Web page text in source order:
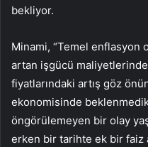
bekliyor.
Minami, “Temel enflasyon
artan işgücü
fiyatlarındaki artış göz
ekonomisinde
öngörülemeyen bir olay
erken bir tarihte ek bir faiz